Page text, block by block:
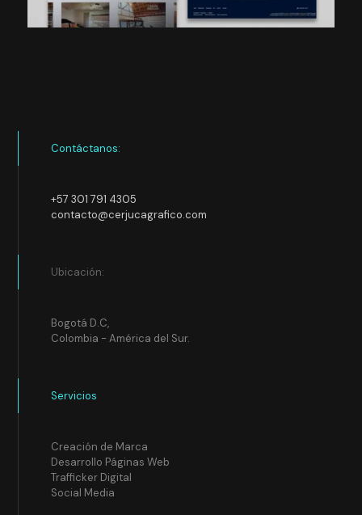
Contáctanos:
+57 301 791 4305
contacto@cerjucagrafico.com
Ubicación:
Bogotá D.C,
Colombia - América del Sur.
Servicios
Creación de Marca
Desarrollo Páginas Web
Trafficker Digital
Social Media